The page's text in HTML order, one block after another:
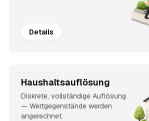
Details
Haushaltsauflösung
Diskrete, vollständige Auflösung
— Wertgegenstände werden
angerechnet.